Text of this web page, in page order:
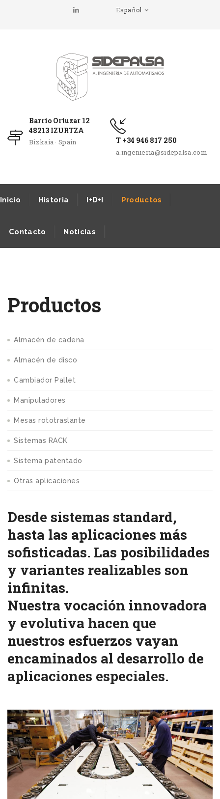
Español
Barrio Ortuzar 12
48213 IZURTZA
Bizkaia · Spain T +34 946 817 250
a.ingenieria@sidepalsa.com
Inicio Historia I+D+I Productos
Contacto Noticias
Productos
Almacén de cadena
Almacén de disco
Cambiador Pallet
Manipuladores
Mesas rototraslante
Sistemas RACK
Sistema patentado
Otras aplicaciones
Desde sistemas standard,
hasta las aplicaciones más
sofisticadas. Las posibilidades
y variantes realizables son
infinitas.
Nuestra vocación innovadora
y evolutiva hacen que
nuestros esfuerzos vayan
encaminados al desarrollo de
aplicaciones especiales.